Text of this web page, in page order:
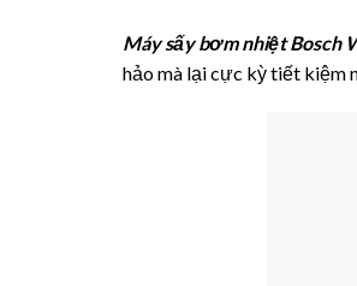
Máy sấy bơm nhiệt Bosch
hảo mà lại cực kỳ tiết kiệm